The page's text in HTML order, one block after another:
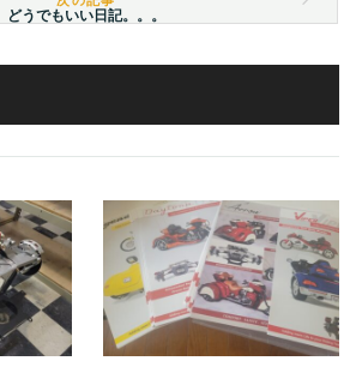
どうでもいい日記。。。